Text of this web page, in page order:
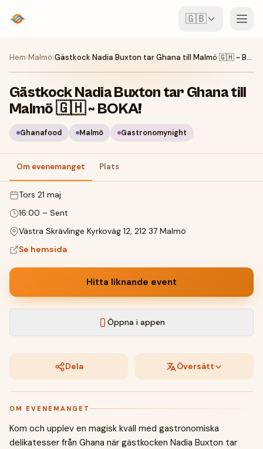
🇬🇧
Event
Karta
Ställen
Skapa event
Hem›Malmö› Gästkock Nadia Buxton tar Ghana till Malmö 🇬🇭 ~ BOKA!
Gästkock Nadia Buxton tar Ghana till
Malmö 🇬🇭 ~ BOKA!
Ghanafood Malmö Gastronomynight
Om evenemanget Plats
tors 21 maj
16:00 – Sent
Västra Skrävlinge Kyrkoväg 12, 212 37 Malmö
Se hemsida
Hitta liknande event
Öppna i appen
Dela Översätt
OM EVENEMANGET
Kom och upplev en magisk kväll med gastronomiska
delikatesser från Ghana när gästkocken Nadia Buxton tar